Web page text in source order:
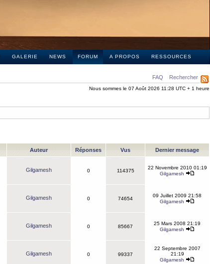
GALERIE NEWS FORUM A PROPOS RESSOURCES
FAQ Rechercher
Nous sommes le 07 Août 2026 11:28 UTC + 1 heure
Auteur Réponses Vus Dernier message
Gilgamesh 0 114375
22 Novembre 2010 01:19
Gilgamesh
Gilgamesh 0 74654
09 Juillet 2009 21:58
Gilgamesh
Gilgamesh 0 85667
25 Mars 2008 21:19
Gilgamesh
Gilgamesh 0 99337
22 Septembre 2007
21:19
Gilgamesh